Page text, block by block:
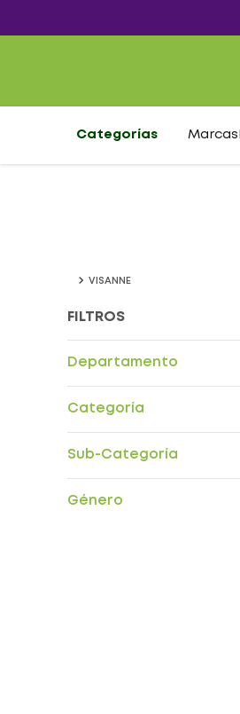
Categorías Marcas
VISANNE
FILTROS
Departamento
Categoría
Sub-Categoría
Género